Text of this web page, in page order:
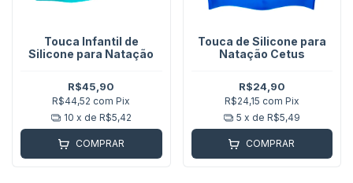
Touca Infantil de
Silicone para Natação
R$45,90
R$44,52 com Pix
10 x de R$5,42
COMPRAR
Touca de Silicone para
Natação Cetus
R$24,90
R$24,15 com Pix
5 x de R$5,49
COMPRAR